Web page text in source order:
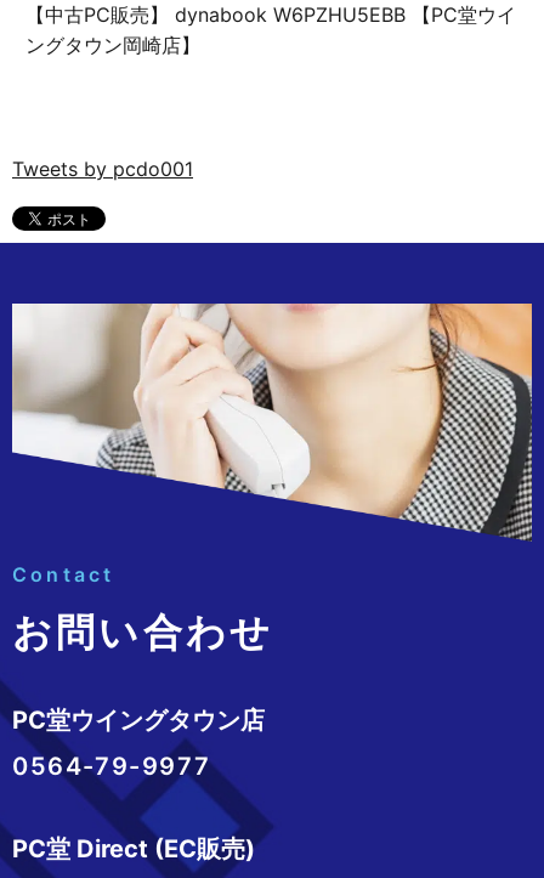
【中古PC販売】 dynabook W6PZHU5EBB 【PC堂ウイ
ングタウン岡崎店】
Tweets by pcdo001
Contact
お問い合わせ
PC堂ウイングタウン店
0564-79-9977
PC堂 Direct (EC販売)